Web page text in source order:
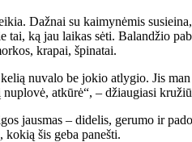
Daž­nai su kai­my­nė­mis
tai, ką jau lai­kas sė­ti. Ba­lan­džio
kra­pai, špi­na­tai.
nu­va­lo be jo­kio at­ly­gio. Jis
at­kū­rė“, – džiau­gia­si
jaus­mas – di­de­lis, ge­ru­mo ir
šis ge­ba pa­neš­ti.